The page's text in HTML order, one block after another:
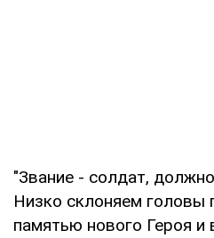
"Звание - солдат,
Низко склоняем головы
памятью нового Героя